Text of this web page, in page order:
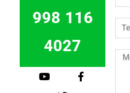
998 116
4027